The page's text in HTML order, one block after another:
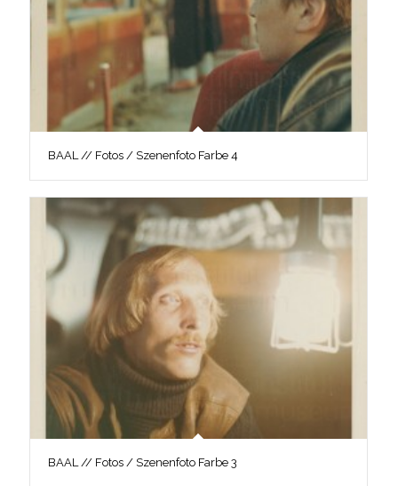
BAAL // Fotos / Szenenfoto Farbe 4
BAAL // Fotos / Szenenfoto Farbe 3